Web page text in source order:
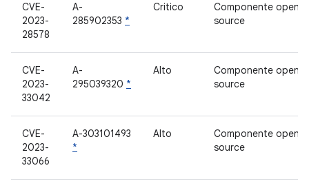
CVE-
2023-
28578
A-
285902353 *
Critico
Componente open
source
CVE-
2023-
33042
A-
295039320 *
Alto
Componente open
source
CVE-
2023-
33066
A-303101493
*
Alto
Componente open
source